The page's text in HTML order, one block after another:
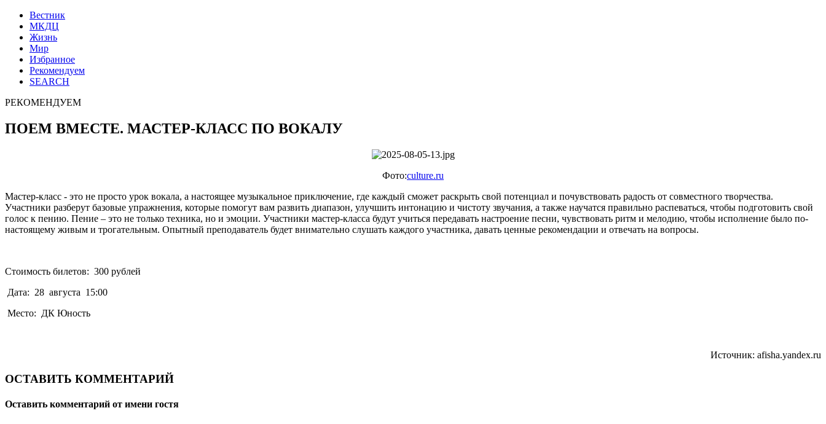
Вестник
МКДЦ
Жизнь
Мир
Избранное
Рекомендуем
SEARCH
РЕКОМЕНДУЕМ
ПОЕМ ВМЕСТЕ. МАСТЕР-КЛАСС ПО ВОКАЛУ
Фото:culture.ru
Мастер-класс - это не просто урок вокала, а настоящее музыкальное приключение, где каждый сможет раскрыть свой потенциал и почувствовать радость от совместного творчества.
Участники разберут базовые упражнения, которые помогут вам развить диапазон, улучшить интонацию и чистоту звучания, а также научатся правильно распеваться, чтобы подготовить свой
голос к пению. Пение – это не только техника, но и эмоции. Участники мастер-класса будут учиться передавать настроение песни, чувствовать ритм и мелодию, чтобы исполнение было по-
настоящему живым и трогательным. Опытный преподаватель будет внимательно слушать каждого участника, давать ценные рекомендации и отвечать на вопросы.
Стоимость билетов: 300 рублей
Дата: 28 августа 15:00
Место: ДК Юность
Источник: afisha.yandex.ru
ОСТАВИТЬ КОММЕНТАРИЙ
Оставить комментарий от имени гостя